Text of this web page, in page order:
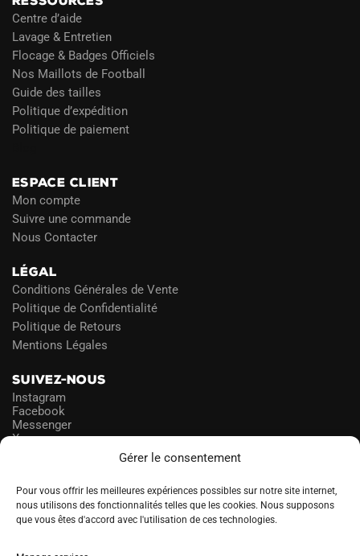
Gérer le consentement
Pour vous offrir les meilleures expériences possibles sur notre site internet,
nous utilisons des fonctionnalités telles que les cookies. Nous supposons
que vous êtes d'accord avec l'utilisation de ces technologies.
Centre d’aide
Lavage & Entretien
Flocage & Badges Officiels
Nos Maillots de Football
Guide des tailles
Politique d’expédition
Politique de paiement
ESPACE CLIENT
Mon compte
Suivre une commande
Nous Contacter
LÉGAL
Conditions Générales de Vente
Politique de Confidentialité
Politique de Retours
Mentions Légales
SUIVEZ-NOUS
Instagram
Facebook
Messenger
X